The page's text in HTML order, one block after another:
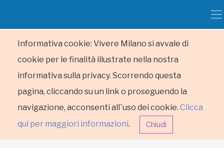
Informativa cookie: Vivere Milano si avvale di
cookie per le finalità illustrate nella nostra
informativa sulla privacy. Scorrendo questa
pagina, cliccando su un link o proseguendo la
navigazione, acconsenti all´uso dei cookie. Clicca
qui per maggiori informazioni. Chiudi